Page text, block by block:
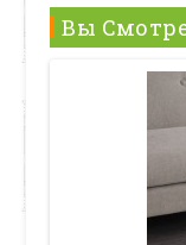
Вы